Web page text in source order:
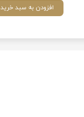
افزودن به سبد خرید